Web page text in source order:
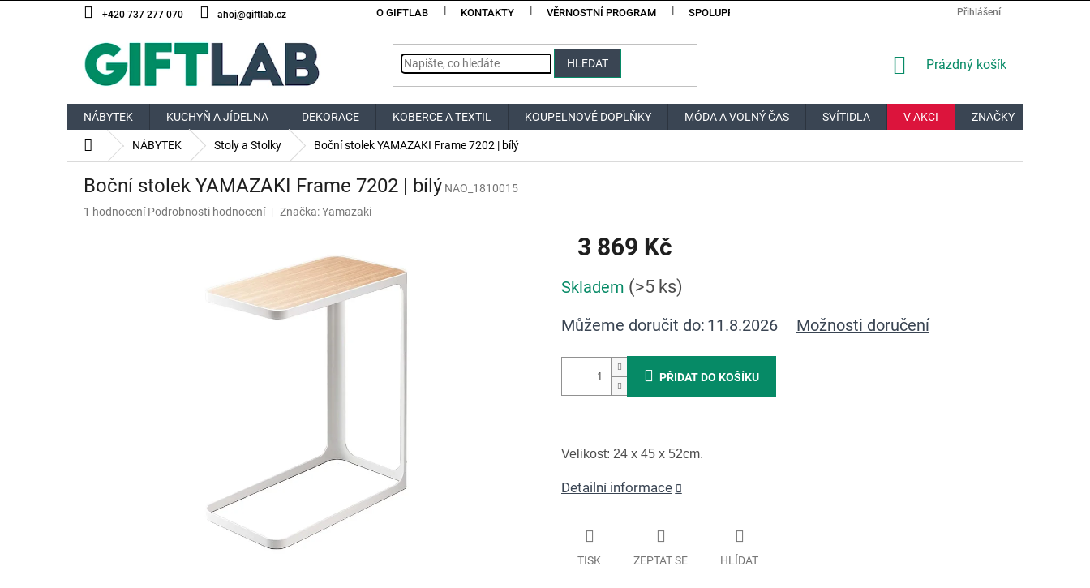
na
+420 737 277 070 ahoj@giftlab.cz O GIFTLAB KONTAKTY VĚRNOSTNÍ PROGRAM SPOLUPRÁCE JAK NAKUPOVAT?Přihlášení
HLEDAT
NÁKUPNÍ
Prázdný košík
NÁBYTEK KUCHYŇ A JÍDELNA DEKORACE KOBERCE A TEXTIL KOUPELNOVÉ DOPLŇKY MÓDA A VOLNÝ ČAS SVÍTIDLA V AKCI ZNAČKY
Domů NÁBYTEK Stoly a Stolky Boční stolek YAMAZAKI Frame 7202 | bílý
Boční stolek YAMAZAKI Frame 7202 | bílý NAO_1810015
Průměrné
1 hodnocení Podrobnosti hodnocení Značka:Yamazaki
3 869 Kč
cena:
Skladem (>5 ks)
Můžeme doručit do: 11.8.2026 Možnosti doručení
PŘIDAT DO KOŠÍKU
Velikost: 24 x 45 x 52cm.
Detailní informace
TISK ZEPTAT SE HLÍDAT